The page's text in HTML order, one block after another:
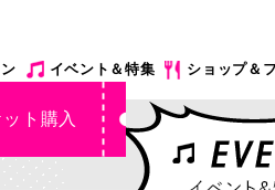
イベント＆特集 ショップ＆
ト購入